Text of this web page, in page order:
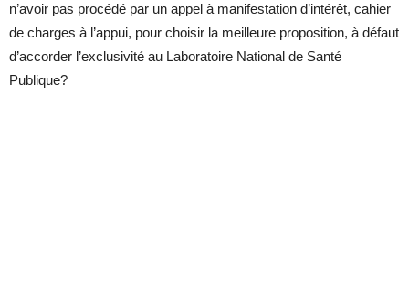
n’avoir pas procédé par un appel à manifestation d’intérêt, cahier
de charges à l’appui, pour choisir la meilleure proposition, à défaut
d’accorder l’exclusivité au Laboratoire National de Santé
Publique?